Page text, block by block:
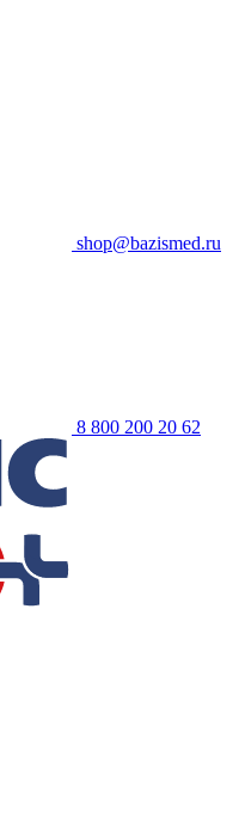
shop@bazismed.ru
8 800 200 20 62